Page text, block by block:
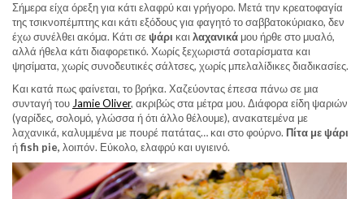
Σήμερα είχα όρεξη για κάτι ελαφρύ και γρήγορο. Μετά την κρεατοφαγία
της τσικνοπέμπτης και κάτι εξόδους για φαγητό το σαββατοκύριακο, δεν
έχω συνέλθει ακόμα. Κάτι σεψάρι καιλαχανικά μου ήρθε στο μυαλό,
αλλά ήθελα κάτι διαφορετικό. Χωρίς ξεχωριστά σοταρίσματα και
ψησίματα, χωρίς συνοδευτικές σάλτσες, χωρίς μπελαλίδικες διαδικασίες.
Και κατά πως φαίνεται, το βρήκα. Χαζεύοντας έπεσα πάνω σε μια
συνταγή τουJamie Oliver, ακριβώς στα μέτρα μου. Διάφορα είδη ψαριών
(γαρίδες, σολομό, γλώσσα ή ότι άλλο θέλουμε), ανακατεμένα με
λαχανικά, καλυμμένα με πουρέ πατάτας… και στο φούρνο. Πίτα με ψάρι
ήfish pie, λοιπόν. Εύκολο, ελαφρύ και υγιεινό.